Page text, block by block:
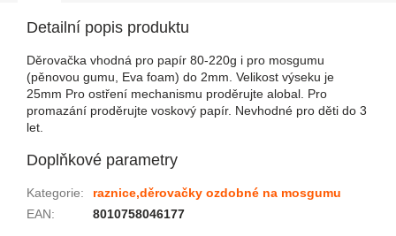
Detailní popis produktu
Děrovačka vhodná pro papír 80-220g i pro mosgumu
(pěnovou gumu, Eva foam) do 2mm. Velikost výseku je
25mm Pro ostření mechanismu proděrujte alobal. Pro
promazání proděrujte voskový papír. Nevhodné pro děti do 3
let.
Doplňkové parametry
Kategorie:
raznice,děrovačky ozdobné na mosgumu
EAN: 8010758046177